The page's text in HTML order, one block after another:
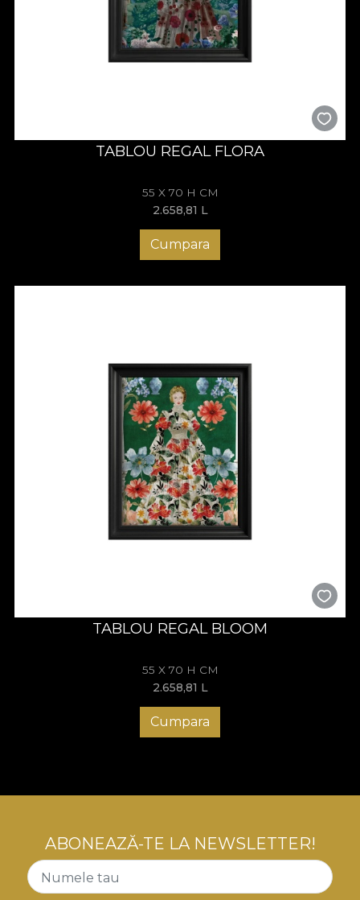
TABLOU REGAL FLORA
55 X 70 H CM
2.658,81 L
Cumpara
TABLOU REGAL BLOOM
55 X 70 H CM
2.658,81 L
Cumpara
ABONEAZĂ-TE LA NEWSLETTER!
Numele tau